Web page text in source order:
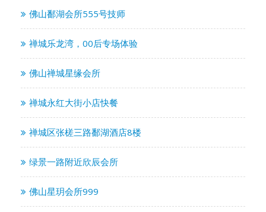
佛山鄱湖会所555号技师
禅城乐龙湾，00后专场体验
佛山禅城星缘会所
禅城永红大街小店快餐
禅城区张槎三路鄱湖酒店8楼
绿景一路附近欣辰会所
佛山星玥会所999